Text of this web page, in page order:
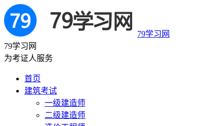
79学习网
79学习网
为考证人服务
首页
建筑考试
一级建造师
二级建造师